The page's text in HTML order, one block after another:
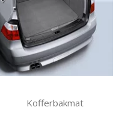
Kofferbakmat